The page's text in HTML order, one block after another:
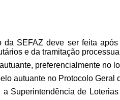
SEFAZ deve ser feita
e da tramitação
preferencialmente no
autuante no Protocolo Geral
Superintendência de